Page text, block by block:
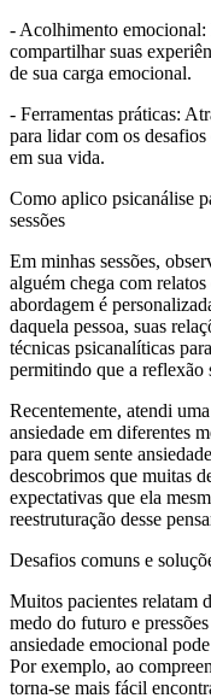
- Acolhimento emocional:
compartilhar suas
de sua carga emocional.
- Ferramentas práticas:
para lidar com os
em sua vida.
Como aplico psicanálise
sessões
Em minhas sessões,
alguém chega com
abordagem é
daquela pessoa, suas
técnicas psicanalíticas
permitindo que a reflexão
Recentemente, atendi
ansiedade em diferentes
para quem sente
descobrimos que muitas
expectativas que ela
reestruturação desse
Desafios comuns e
Muitos pacientes relatam
medo do futuro e
ansiedade emocional
Por exemplo, ao
torna-se mais fácil